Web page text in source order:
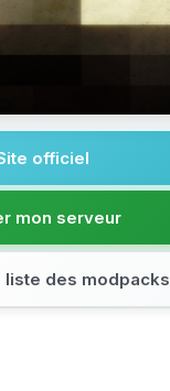
officiel
mon serveur
liste des modpacks